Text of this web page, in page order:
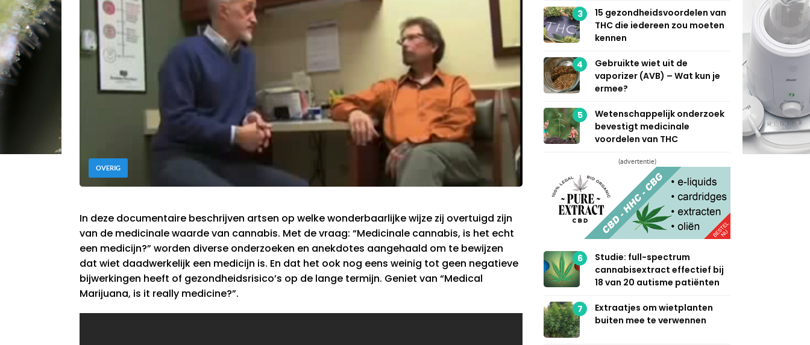
OVERIG
In deze documentaire beschrijven artsen op welke wonderbaarlijke wijze zij overtuigd zijn
van de medicinale waarde van cannabis. Met de vraag: “Medicinale cannabis, is het echt
een medicijn?” worden diverse onderzoeken en anekdotes aangehaald om te bewijzen
dat wiet daadwerkelijk een medicijn is. En dat het ook nog eens weinig tot geen negatieve
bijwerkingen heeft of gezondheidsrisico’s op de lange termijn. Geniet van “Medical
Marijuana, is it really medicine?”.
3
15 gezondheidsvoordelen van
THC die iedereen zou moeten
kennen
4
Gebruikte wiet uit de
vaporizer (AVB) – Wat kun je
ermee?
5
Wetenschappelijk onderzoek
bevestigt medicinale
voordelen van THC
(advertentie)
6
Studie: full-spectrum
cannabisextract effectief bij
18 van 20 autisme patiënten
7
Extraatjes om wietplanten
buiten mee te verwennen